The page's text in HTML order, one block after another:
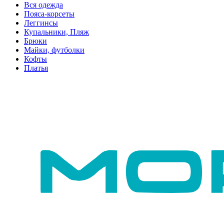
Вся одежда
Пояса-корсеты
Леггинсы
Купальники, Пляж
Брюки
Майки, футболки
Кофты
Платья